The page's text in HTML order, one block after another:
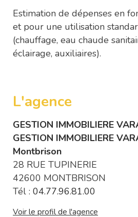
Estimation de dépenses en
et pour une utilisation
(chauffage, eau chaude
éclairage, auxiliaires).
L'agence
GESTION IMMOBILIERE
GESTION IMMOBILIERE
Montbrison
28 RUE TUPINERIE
42600 MONTBRISON
Tél : 04.77.96.81.00
Voir le profil de l'agence